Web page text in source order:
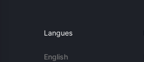
Langues
English